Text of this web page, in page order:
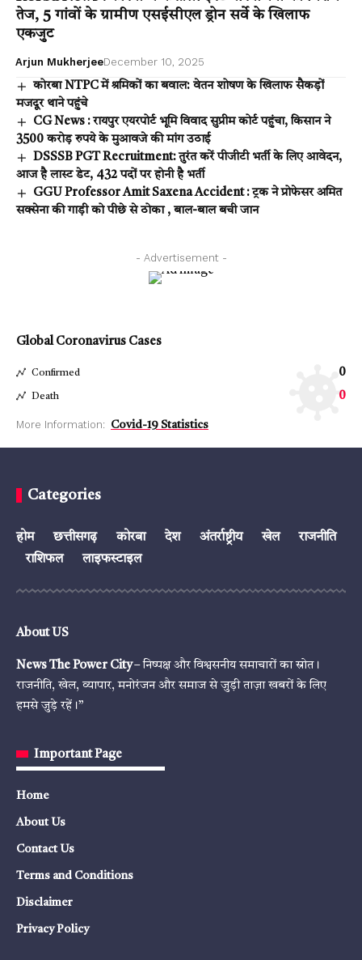
तेज, 5 गांवों के ग्रामीण एसईसीएल ड्रोन सर्वे के खिलाफ
एकजुट
Arjun MukherjeeDecember 10, 2025
कोरबा NTPC में श्रमिकों का बवाल: वेतन शोषण के खिलाफ सैकड़ों
मजदूर थाने पहुंचे
CG News : रायपुर एयरपोर्ट भूमि विवाद सुप्रीम कोर्ट पहुंचा, किसान ने
3500 करोड़ रुपये के मुआवजे की मांग उठाई
DSSSB PGT Recruitment: तुरंत करें पीजीटी भर्ती के लिए आवेदन,
आज है लास्ट डेट, 432 पदों पर होनी है भर्ती
GGU Professor Amit Saxena Accident : ट्रक ने प्रोफेसर अमित
सक्सेना की गाड़ी को पीछे से ठोका , बाल-बाल बची जान
- Advertisement -
Global Coronavirus Cases
Confirmed 0
Death 0
More Information: Covid-19 Statistics
Categories
होम छत्तीसगढ़ कोरबा देश अंतर्राष्ट्रीय खेल
राजनीति
राशिफल
लाइफस्टाइल
About US
News The Power City– निष्पक्ष और विश्वसनीय समाचारों का स्रोत।
राजनीति, खेल, व्यापार, मनोरंजन और समाज से जुड़ी ताज़ा खबरों के लिए
हमसे जुड़े रहें।”
Important Page
Home
About Us
Contact Us
Terms and Conditions
Disclaimer
Privacy Policy